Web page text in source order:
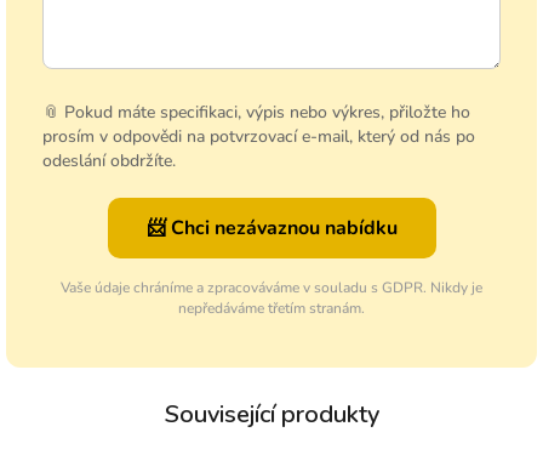
📎 Pokud máte specifikaci, výpis nebo výkres, přiložte ho
prosím v odpovědi na potvrzovací e-mail, který od nás po
odeslání obdržíte.
📨 Chci nezávaznou nabídku
Vaše údaje chráníme a zpracováváme v souladu s GDPR. Nikdy je
nepředáváme třetím stranám.